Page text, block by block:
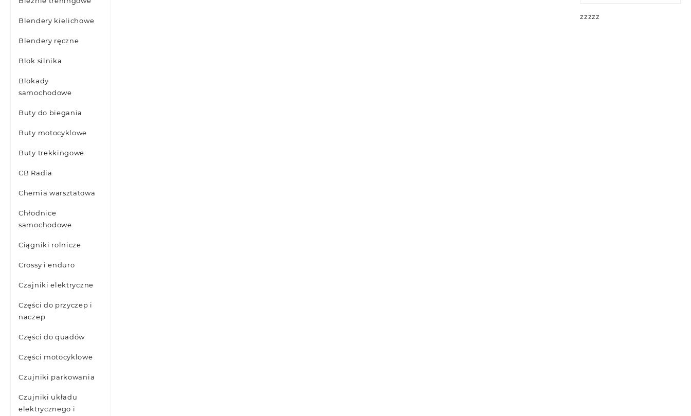
Blendery kielichowe
Blendery ręczne
Blok silnika
Blokady
samochodowe
Buty do biegania
Buty motocyklowe
Buty trekkingowe
CB Radia
Chemia warsztatowa
Chłodnice
samochodowe
Ciągniki rolnicze
Crossy i enduro
Czajniki elektryczne
Części do przyczep i
naczep
Części do quadów
Części motocyklowe
Czujniki parkowania
Czujniki układu
elektrycznego i
zzzzz